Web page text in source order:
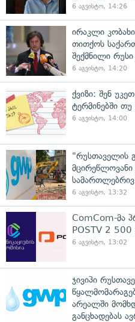
6 აგვისტო, 14:26
ირაკლი
თითქოს
შექმნილი
6 აგვისტო, 14:20
ქვიზი: შენ
ტერმინებში
6 აგვისტო, 14:00
"რუსთაველის
სამართლებრივ
6 აგვისტო, 13:32
ComCom-მა
POSTV 2 500
6 აგვისტო, 13:02
ჯივიპი
არეალში
განცხადებას